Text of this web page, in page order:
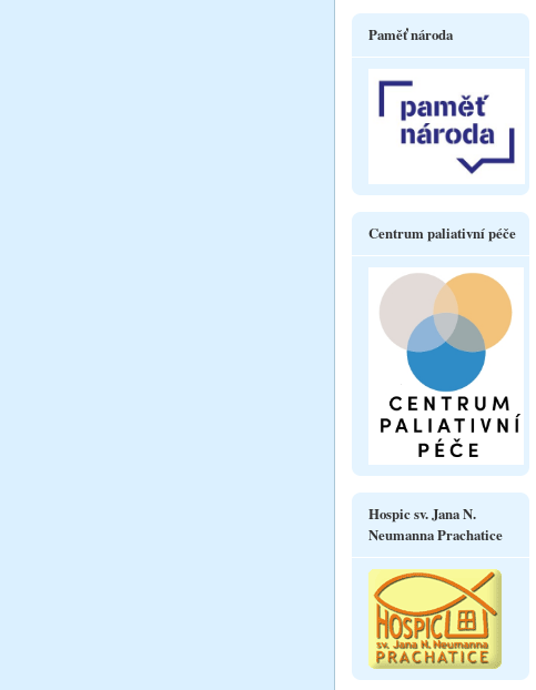
Paměť národa
Centrum paliativní péče
Hospic sv. Jana N.
Neumanna Prachatice